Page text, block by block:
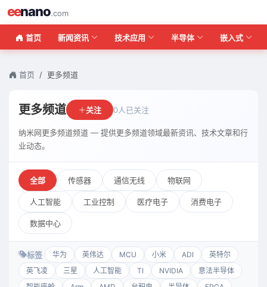
eenano.com
首页 新闻资讯 技术应用 半导体 嵌入式
首页 更多频道
更多频道 关注 0人已关注
纳米网更多频道频道 — 提供更多频道领域最新资讯、技术文章和行
业动态。
全部 传感器 通信无线 物联网
人工智能 工业控制 医疗电子 消费电子
数据中心
标签 华为 英伟达 MCU 小米 ADI
英特尔
英飞凌
三星 人工智能 TI NVIDIA
意法半导体